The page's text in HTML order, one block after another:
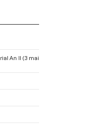
An II (3 mai